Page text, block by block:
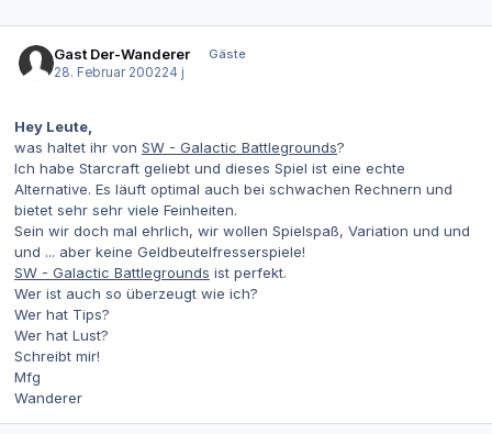
Gast Der-Wanderer
Gäste
28. Februar 200224 j
Hey Leute,
was haltet ihr von SW - Galactic Battlegrounds?
Ich habe Starcraft geliebt und dieses Spiel ist eine echte
Alternative. Es läuft optimal auch bei schwachen Rechnern und
bietet sehr sehr viele Feinheiten.
Sein wir doch mal ehrlich, wir wollen Spielspaß, Variation und und
und ... aber keine Geldbeutelfresserspiele!
SW - Galactic Battlegrounds ist perfekt.
Wer ist auch so überzeugt wie ich?
Wer hat Tips?
Wer hat Lust?
Schreibt mir!
Mfg
Wanderer